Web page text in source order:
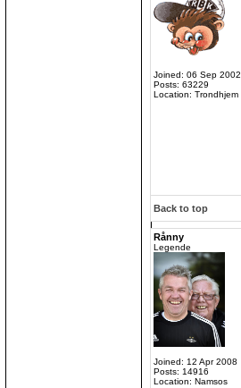
Joined: 06 Sep 2002
Posts: 63229
Location: Trondhjem
Back to top
Rånny
Legende
Joined: 12 Apr 2008
Posts: 14916
Location: Namsos